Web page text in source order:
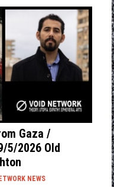
Gaza /
5/2026 Old
NEWS